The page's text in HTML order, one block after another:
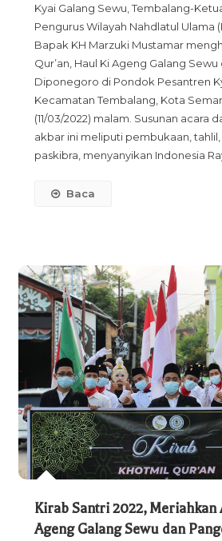
KH.
Marzuki
Mustamar,
Hadiri
Haul
Di
Ponpes.
Kyai
Galang
Kyai Galang Sewu, Tembalang-
Pengurus Wilayah Nahdlatul Ulama
Bapak KH Marzuki Mustamar
Qur’an, Haul Ki Ageng Galang
Diponegoro di Pondok Pesantren
Kecamatan Tembalang, Kota
(11/03/2022) malam. Susunan acara
akbar ini meliputi pembukaan,
paskibra, menyanyikan Indonesia
Baca
Kirab Santri 2022, Meriahkan
Ageng Galang Sewu dan